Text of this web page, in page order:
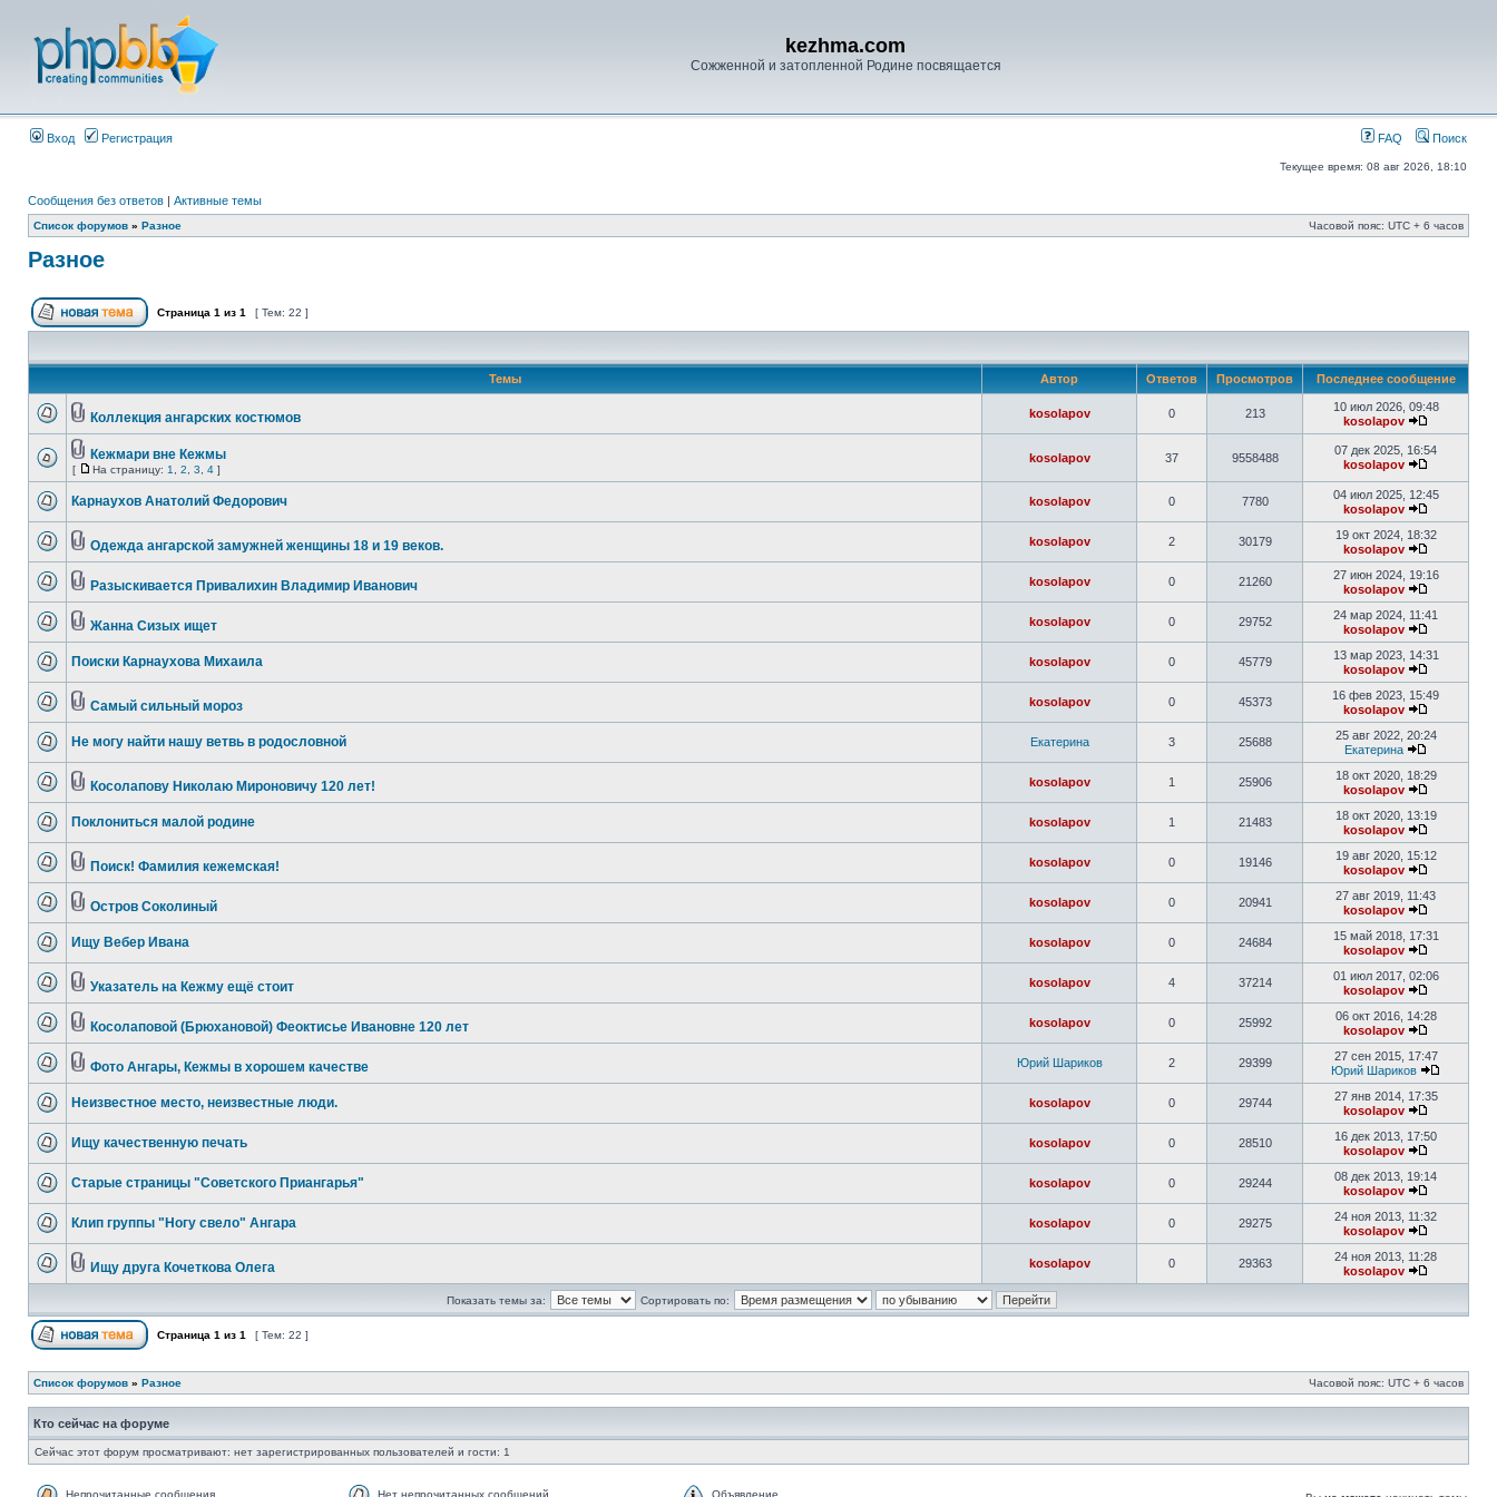
kezhma.com
Сожженной и затопленной Родине посвящается
Вход Регистрация FAQ Поиск
Текущее время: 08 авг 2026, 18:10
Сообщения без ответов | Активные темы
Список форумов » Разное Часовой пояс: UTC + 6 часов
Разное
Страница 1 из 1 [ Тем: 22 ]
Темы Автор Ответов Просмотров Последнее сообщение
Коллекция ангарских костюмов kosolapov 0 213
10 июл 2026, 09:48
kosolapov
Кежмари вне Кежмы
[ На страницу: 1 2 3 4 ]
kosolapov 37 9558488
07 дек 2025, 16:54
kosolapov
Карнаухов Анатолий Федорович kosolapov 0 7780
04 июл 2025, 12:45
kosolapov
Одежда ангарской замужней женщины 18 и 19 веков. kosolapov 2 30179
19 окт 2024, 18:32
kosolapov
Разыскивается Привалихин Владимир Иванович kosolapov 0 21260
27 июн 2024, 19:16
kosolapov
Жанна Сизых ищет kosolapov 0 29752
24 мар 2024, 11:41
kosolapov
Поиски Карнаухова Михаила kosolapov 0 45779
13 мар 2023, 14:31
kosolapov
Самый сильный мороз kosolapov 0 45373
16 фев 2023, 15:49
kosolapov
Не могу найти нашу ветвь в родословной Екатерина 3 25688
25 авг 2022, 20:24
Екатерина
Косолапову Николаю Мироновичу 120 лет! kosolapov 1 25906
18 окт 2020, 18:29
kosolapov
Поклониться малой родине kosolapov 1 21483
18 окт 2020, 13:19
kosolapov
Поиск! Фамилия кежемская! kosolapov 0 19146
19 авг 2020, 15:12
kosolapov
Остров Соколиный kosolapov 0 20941
27 авг 2019, 11:43
kosolapov
Ищу Вебер Ивана kosolapov 0 24684
15 май 2018, 17:31
kosolapov
Указатель на Кежму ещё стоит kosolapov 4 37214
01 июл 2017, 02:06
kosolapov
Косолаповой (Брюхановой) Феоктисье Ивановне 120 лет kosolapov 0 25992
06 окт 2016, 14:28
kosolapov
Фото Ангары, Кежмы в хорошем качестве Юрий Шариков 2 29399
27 сен 2015, 17:47
Юрий Шариков
Неизвестное место, неизвестные люди. kosolapov 0 29744
27 янв 2014, 17:35
kosolapov
Ищу качественную печать kosolapov 0 28510
16 дек 2013, 17:50
kosolapov
Старые страницы "Советского Приангарья" kosolapov 0 29244
08 дек 2013, 19:14
kosolapov
Клип группы "Ногу свело" Ангара kosolapov 0 29275
24 ноя 2013, 11:32
kosolapov
Ищу друга Кочеткова Олега kosolapov 0 29363
24 ноя 2013, 11:28
kosolapov
Показать темы за: Сортировать по:
Страница 1 из 1 [ Тем: 22 ]
Список форумов » Разное Часовой пояс: UTC + 6 часов
Кто сейчас на форуме
Сейчас этот форум просматривают: нет зарегистрированных пользователей и гости: 1
Непрочитанные сообщения Нет непрочитанных сообщений Объявление